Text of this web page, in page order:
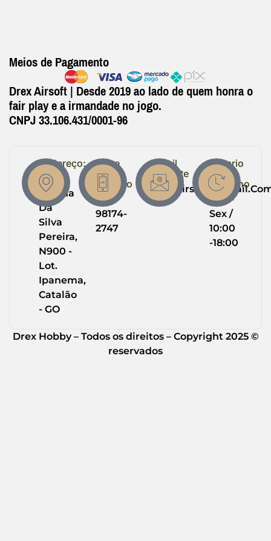
Meios de Pagamento
Drex Airsoft | Desde 2019 ao lado de quem honra o
fair play e a irmandade no jogo.
CNPJ 33.106.431/0001-96
Endereço:
R.
Helena
Da
Silva
Pereira,
N900 -
Lot.
Ipanema,
Catalão
- GO
Entre
em
Contato
(64)
98174-
2747
Email
Suporte
Horario
de
Trabalho
Seg -
Sex /
10:00
-18:00
Drex Hobby – Todos os direitos – Copyright 2025 ©
reservados